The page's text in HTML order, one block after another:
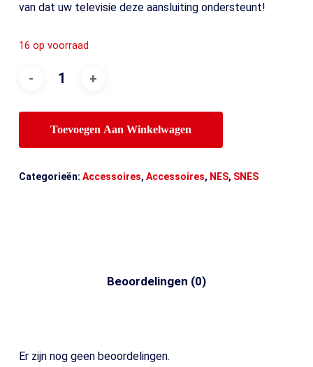
van dat uw televisie deze aansluiting ondersteunt!
16 op voorraad
Toevoegen Aan Winkelwagen
Categorieën: Accessoires, Accessoires, NES, SNES
Beoordelingen (0)
Er zijn nog geen beoordelingen.